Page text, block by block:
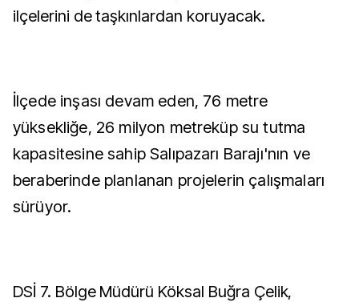
ilçelerini de taşkınlardan koruyacak.
İlçede inşası devam eden, 76 metre
yüksekliğe, 26 milyon metreküp su tutma
kapasitesine sahip Salıpazarı Barajı'nın ve
beraberinde planlanan projelerin çalışmaları
sürüyor.
DSİ 7. Bölge Müdürü Köksal Buğra Çelik,